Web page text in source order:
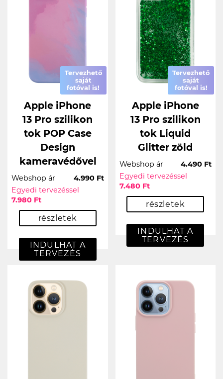
Tervezhető
saját
fotóval is!
Apple iPhone
13 Pro szilikon
tok POP Case
Design
kameravédővel
Webshop ár
4.990 Ft
Egyedi tervezéssel
7.980 Ft
részletek
INDULHAT A
TERVEZÉS
Tervezhető
saját
fotóval is!
Apple iPhone
13 Pro szilikon
tok Liquid
Glitter zöld
Webshop ár
4.490 Ft
Egyedi tervezéssel
7.480 Ft
részletek
INDULHAT A
TERVEZÉS